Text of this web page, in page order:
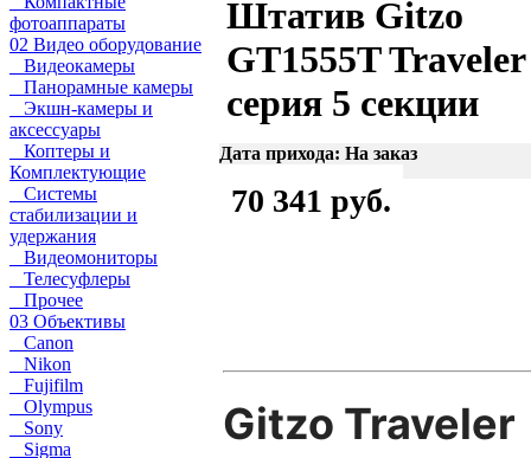
фотоаппараты
02 Видео оборудование
Видеокамеры
Панорамные камеры
Экшн-камеры и
аксессуары
Коптеры и
Комплектующие
Системы
стабилизации и
удержания
Видеомониторы
Телесуфлеры
Прочее
03 Объективы
Canon
Nikon
Fujifilm
Olympus
Sony
Sigma
Штатив Gitzo
GT1555T
серия 5 секции
Дата прихода: На заказ
70 341 руб.
Gitzo Traveler